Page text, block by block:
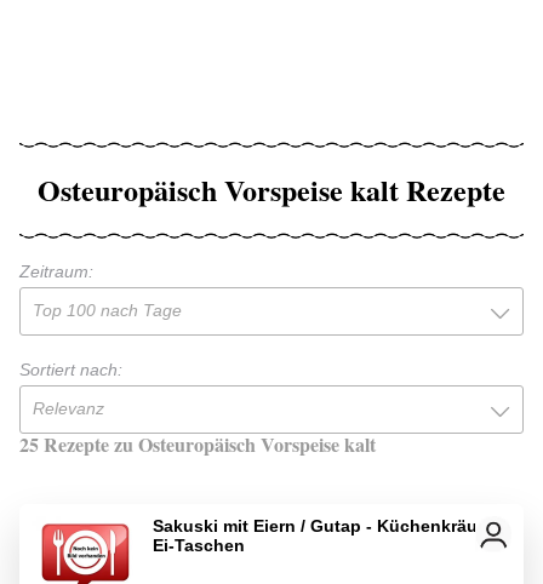
Osteuropäisch Vorspeise kalt Rezepte
Zeitraum:
Top 100 nach Tage
Sortiert nach:
Relevanz
25 Rezepte zu Osteuropäisch Vorspeise kalt
Sakuski mit Eiern / Gutap - Küchenkräuter-
Ei-Taschen